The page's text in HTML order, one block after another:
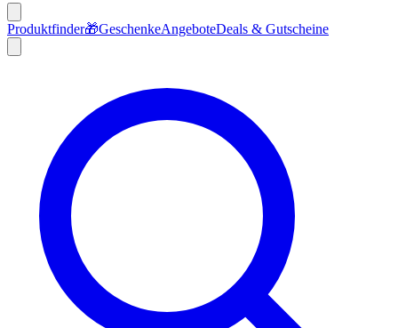
Produktfinder🎁GeschenkeAngeboteDeals & Gutscheine